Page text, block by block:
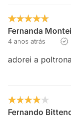
Fernanda
4 anos atrás
adorei a poltrona
Fernando